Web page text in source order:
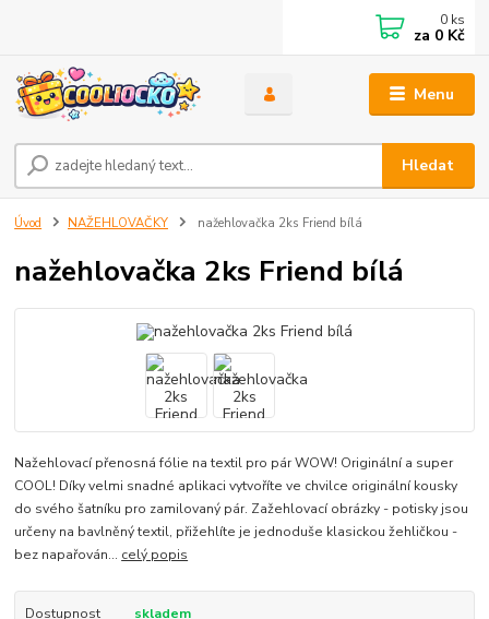
Menu
Hledat
0 ks
za 0 Kč
Úvod NAŽEHLOVAČKY nažehlovačka 2ks Friend bílá
nažehlovačka 2ks Friend bílá
Nažehlovací přenosná fólie na textil pro pár WOW! Originální a super
COOL! Díky velmi snadné aplikaci vytvoříte ve chvilce originální kousky
do svého šatníku pro zamilovaný pár. Zažehlovací obrázky - potisky jsou
určeny na bavlněný textil, přižehlíte je jednoduše klasickou žehličkou -
bez napařován... celý popis
Dostupnost skladem